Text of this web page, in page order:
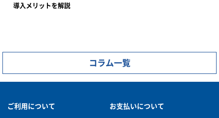
導入メリットを解説
コラム一覧
ご利用について お支払いについて